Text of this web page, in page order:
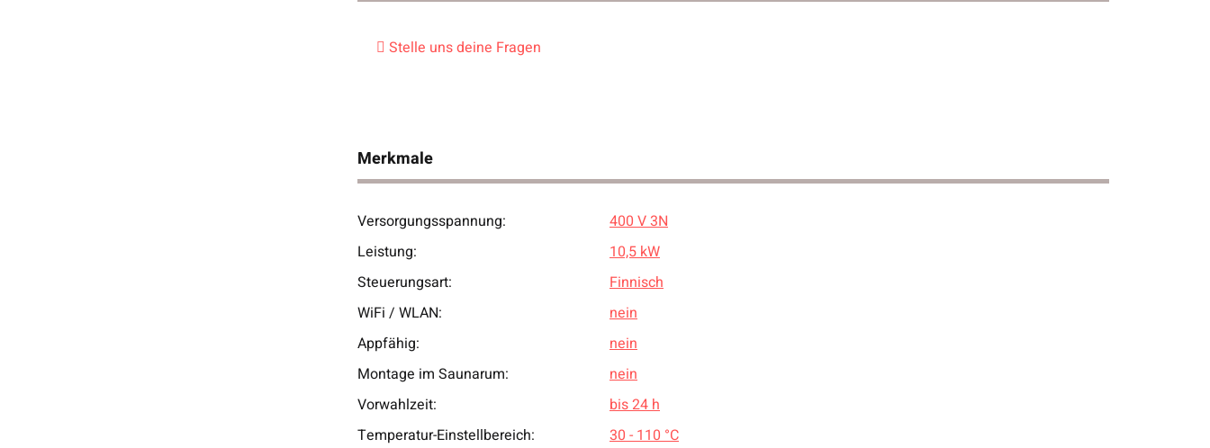
Stelle uns deine Fragen
Merkmale
Produkteigenschaft
Wert
Versorgungsspannung:
400 V 3N
Leistung:
10,5 kW
Steuerungsart:
Finnisch
WiFi / WLAN:
nein
Appfähig:
nein
Montage im Saunarum:
nein
Vorwahlzeit:
bis 24 h
Temperatur-Einstellbereich:
30 - 110 °C